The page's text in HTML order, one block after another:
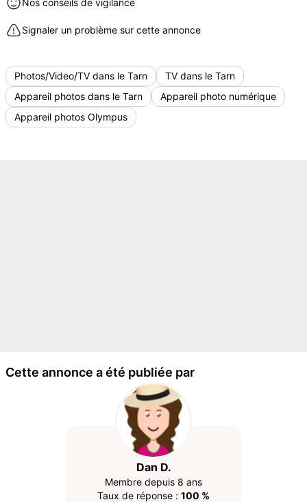
Nos conseils de vigilance
Signaler un problème sur cette annonce
Photos/Video/TV dans le Tarn
TV dans le Tarn
Appareil photos dans le Tarn
Appareil photo numérique
Appareil photos Olympus
Cette annonce a été publiée par
Dan D.
Membre depuis 8 ans
Taux de réponse : 100 %